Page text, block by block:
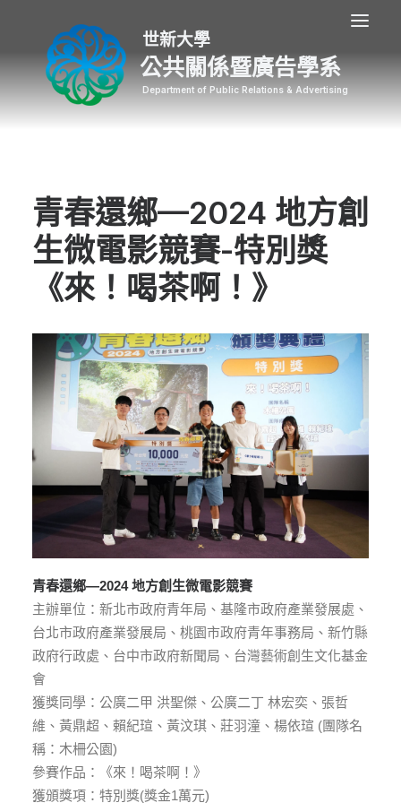
公共關係暨廣告學系
青春還鄉—2024 地方創
生微電影競賽-特別獎
《來！喝茶啊！》
青春還鄉—2024 地方創生微電影競賽
主辦單位：新北市政府青年局、基隆市政府產業發展處、
台北市政府產業發展局、桃園市政府青年事務局、新竹縣
政府行政處、台中市政府新聞局、台灣藝術創生文化基金
會
獲獎同學：公廣二甲 洪聖傑、公廣二丁 林宏奕、張哲
維、黃鼎超、賴紀瑄、黃汶琪、莊羽潼、楊依瑄 (團隊名
稱：木柵公園)
參賽作品：《來！喝茶啊！》
獲頒獎項：特別獎(獎金1萬元)